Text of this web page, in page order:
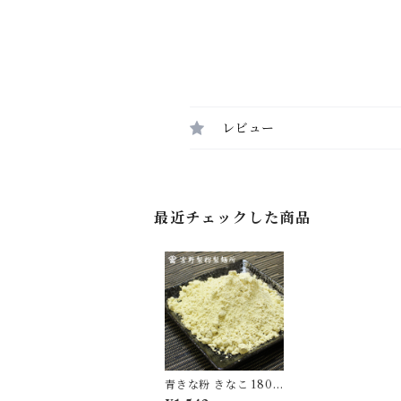
レビュー
最近チェックした商品
青きな粉 きなこ 180g
3袋 国産 無添加 大豆